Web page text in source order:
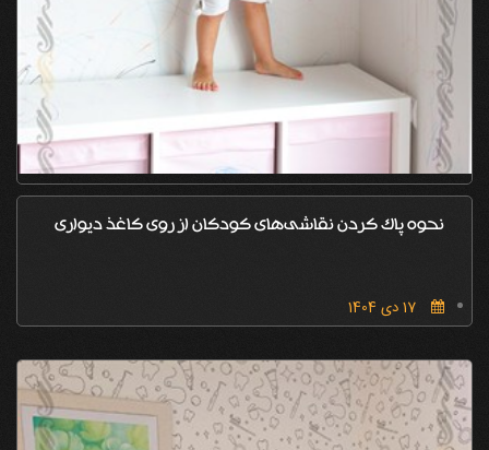
نحوه پاک کردن نقاشی‌های کودکان از روی کاغذ دیواری